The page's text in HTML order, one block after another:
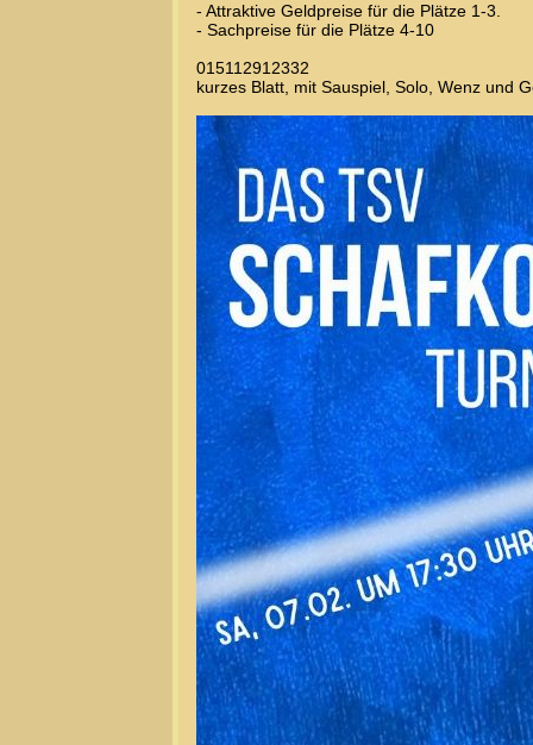
- Attraktive Geldpreise für die Plätze 1-3.
- Sachpreise für die Plätze 4-10
015112912332
kurzes Blatt, mit Sauspiel, Solo, Wenz und